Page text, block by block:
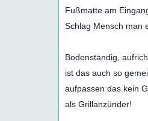
Fußmatte am
Bodenständig,
ist das auch so
aufpassen das kein
als Grillanzünder!